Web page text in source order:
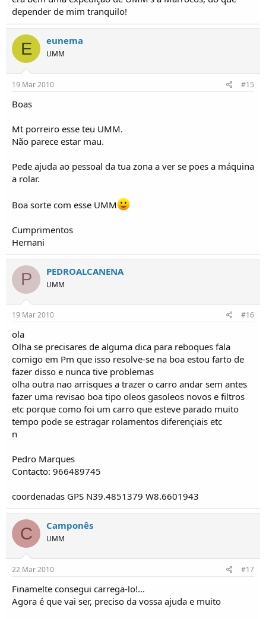
depender de mim tranquilo!
E eunema
UMM
19 Mar 2010 #15
Boas
Mt porreiro esse teu UMM.
Não parece estar mau.
Pede ajuda ao pessoal da tua zona a ver se poes a máquina
a rolar.
Boa sorte com esse UMM
Cumprimentos
Hernani
P PEDROALCANENA
UMM
19 Mar 2010 #16
ola
Olha se precisares de alguma dica para reboques fala
comigo em Pm que isso resolve-se na boa estou farto de
fazer disso e nunca tive problemas
olha outra nao arrisques a trazer o carro andar sem antes
fazer uma revisao boa tipo oleos gasoleos novos e filtros
etc porque como foi um carro que esteve parado muito
tempo pode se estragar rolamentos diferençiais etc
n
Pedro Marques
Contacto: 966489745
coordenadas GPS N39.4851379 W8.6601943
C Camponês
UMM
22 Mar 2010 #17
Finamelte consegui carrega-lo!...
Agora é que vai ser, preciso da vossa ajuda e muito